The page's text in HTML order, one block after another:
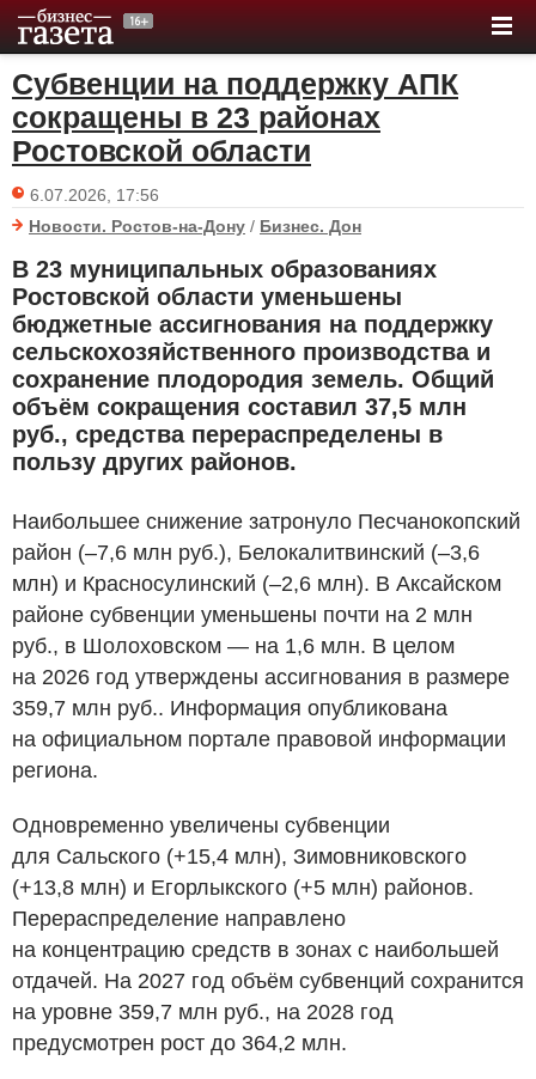
Субвенции на поддержку АПК
сокращены в 23 районах
Ростовской области
6.07.2026, 17:56
Новости. Ростов-на-Дону / Бизнес. Дон
В 23 муниципальных образованиях
Ростовской области уменьшены
бюджетные ассигнования на поддержку
сельскохозяйственного производства и
сохранение плодородия земель. Общий
объём сокращения составил 37,5 млн
руб., средства перераспределены в
пользу других районов.
Наибольшее снижение затронуло Песчанокопский
район (–7,6 млн руб.), Белокалитвинский (–3,6
млн) и Красносулинский (–2,6 млн). В Аксайском
районе субвенции уменьшены почти на 2 млн
руб., в Шолоховском — на 1,6 млн. В целом
на 2026 год утверждены ассигнования в размере
359,7 млн руб.. Информация опубликована
на официальном портале правовой информации
региона.
Одновременно увеличены субвенции
для Сальского (+15,4 млн), Зимовниковского
(+13,8 млн) и Егорлыкского (+5 млн) районов.
Перераспределение направлено
на концентрацию средств в зонах с наибольшей
отдачей. На 2027 год объём субвенций сохранится
на уровне 359,7 млн руб., на 2028 год
предусмотрен рост до 364,2 млн.